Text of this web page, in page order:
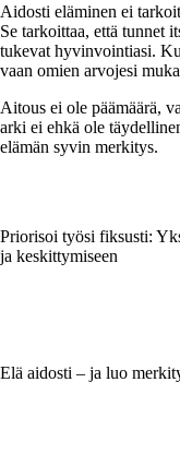
Aidosti eläminen ei
Se tarkoittaa, että tunnet
tukevat hyvinvointiasi.
vaan omien arvojesi
Aitous ei ole päämäärä,
arki ei ehkä ole
elämän syvin merkitys.
Priorisoi työsi fiksusti:
ja keskittymiseen
Elä aidosti – ja luo